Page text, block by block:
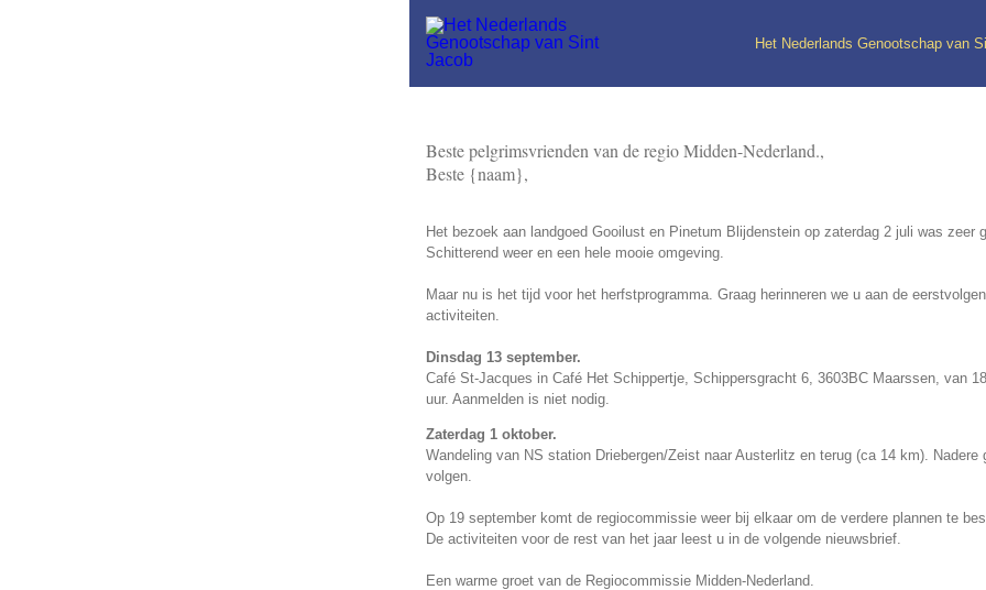
Het Nederlands Genootschap van
Beste pelgrimsvrienden van de regio Midden-Nederland.,
Beste {naam},
Het bezoek aan landgoed Gooilust en Pinetum Blijdenstein op zaterdag 2 juli was zeer
Schitterend weer en een hele mooie omgeving.
Maar nu is het tijd voor het herfstprogramma. Graag herinneren we u aan de
activiteiten.
Dinsdag 13 september.
Café St-Jacques in Café Het Schippertje, Schippersgracht 6, 3603BC Maarssen, van
uur. Aanmelden is niet nodig.
Zaterdag 1 oktober.
Wandeling van NS station Driebergen/Zeist naar Austerlitz en terug (ca 14 km). Nadere
volgen.
Op 19 september komt de regiocommissie weer bij elkaar om de verdere plannen te
De activiteiten voor de rest van het jaar leest u in de volgende nieuwsbrief.
Een warme groet van de Regiocommissie Midden-Nederland.